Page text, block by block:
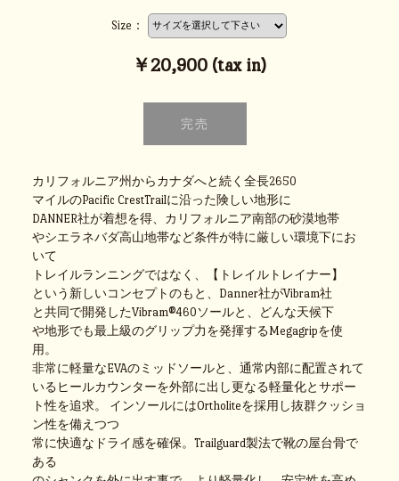
Size：
￥20,900 (tax in)
カリフォルニア州からカナダへと続く全長2650
マイルのPacific CrestTrailに沿った険しい地形に
DANNER社が着想を得、カリフォルニア南部の砂漠地帯
やシエラネバダ高山地帯など条件が特に厳しい環境下にお
いて
トレイルランニングではなく、【トレイルトレイナー】
という新しいコンセプトのもと、Danner社がVibram社
と共同で開発したVibram®460ソールと、どんな天候下
や地形でも最上級のグリップ力を発揮するMegagripを使
用。
非常に軽量なEVAのミッドソールと、通常内部に配置されて
いるヒールカウンターを外部に出し更なる軽量化とサポー
ト性を追求。
インソールにはOrtholiteを採用し抜群クッショ
ン性を備えつつ
常に快適なドライ感を確保。Trailguard製法で靴の屋台骨で
ある